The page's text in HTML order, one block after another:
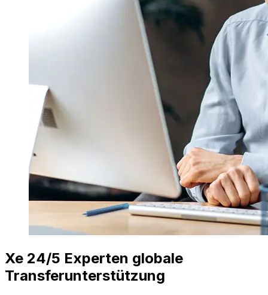
Xe 24/5 Experten globale
Transferunterstützung